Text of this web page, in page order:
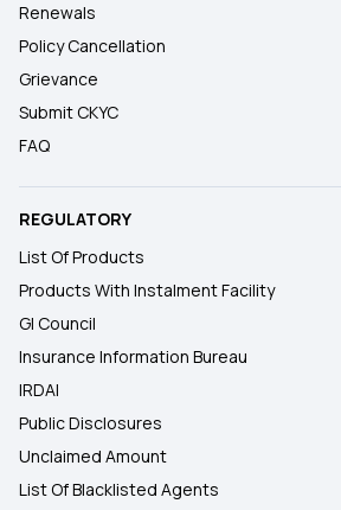
Renewals
Policy Cancellation
Grievance
Submit CKYC
FAQ
REGULATORY
List Of Products
Products With Instalment Facility
GI Council
Insurance Information Bureau
IRDAI
Public Disclosures
Unclaimed Amount
List Of Blacklisted Agents